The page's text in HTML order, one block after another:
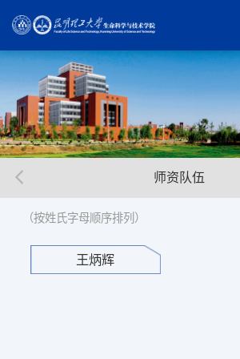
师资队伍
（按姓氏字母顺序排列）
王炳辉